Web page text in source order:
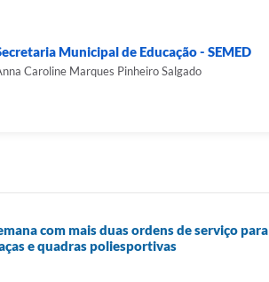
Municipal de Educação - SEMED
Caroline Marques Pinheiro Salgado
com mais duas ordens de serviço para
e quadras poliesportivas